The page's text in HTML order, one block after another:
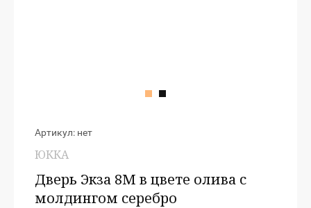
Артикул: нет
ЮККА
Дверь Экза 8М в цвете олива с
молдингом серебро